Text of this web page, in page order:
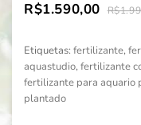
R$1.590,00
Etiquetas: fertilizante,
aquastudio, fertilizante
fertilizante para aquario
plantado